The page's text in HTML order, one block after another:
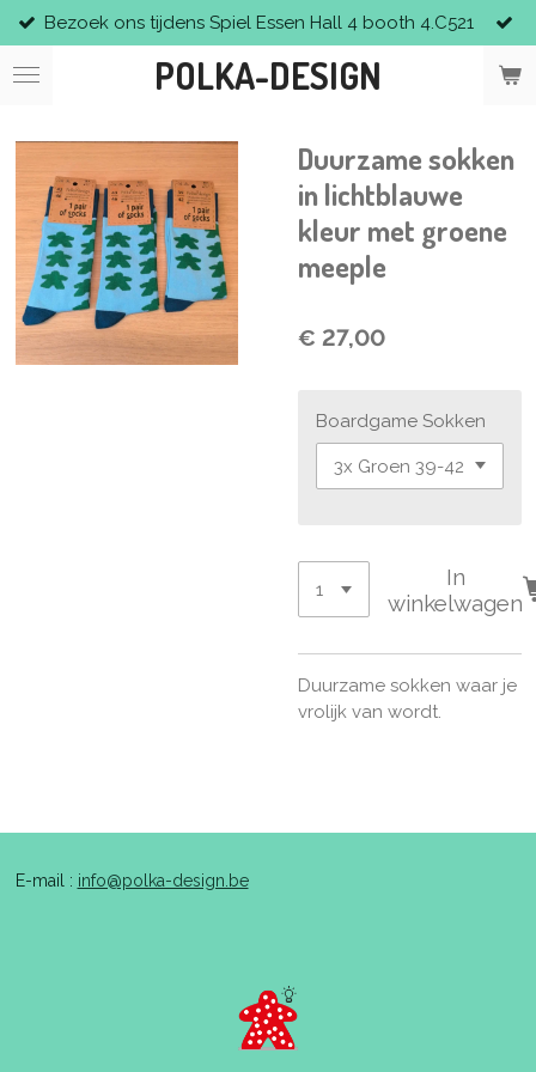
Ga
direct
naar
POLKA-DESIGN
Bezoek ons tijdens Spiel Essen Hall 4 booth 4.C521
Duurzame sokken
in lichtblauwe
kleur met groene
meeple
€ 27,00
Boardgame Sokken
In
winkelwagen
Duurzame sokken waar je
vrolijk van wordt.
E-mail : info@polka-design.be